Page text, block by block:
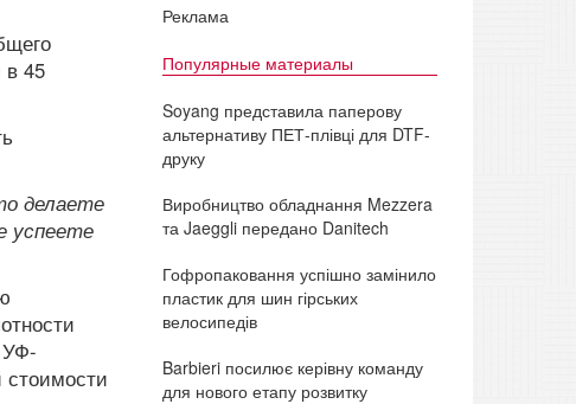
в 45
делаете
успеете
УФ-
Реклама
Популярные материалы
Soyang представила паперову
альтернативу ПЕТ-плівці для DTF-
друку
Виробництво обладнання Mezzera
та Jaeggli передано Danitech
Гофропаковання успішно замінило
пластик для шин гірських
велосипедів
Barbieri посилює керівну команду
для нового етапу розвитку